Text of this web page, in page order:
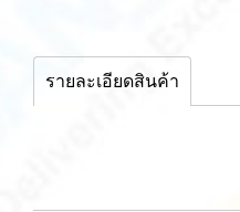
รายละเอียดสินค้า